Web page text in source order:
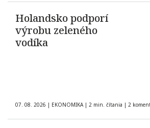
Holandsko podporí
výrobu zeleného
vodíka
07. 08. 2026 | EKONOMIKA | 2 min. čítania | 2